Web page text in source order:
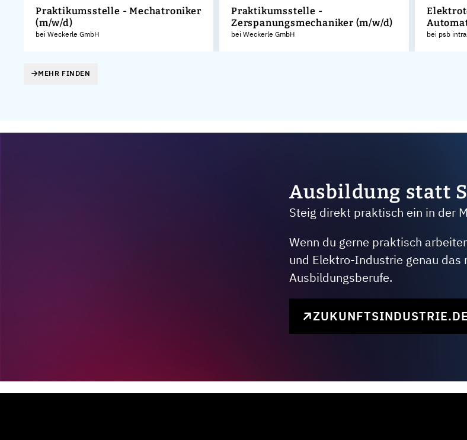
Praktikumsstelle - Mechatroniker
(m/w/d)
bei Weckerle GmbH
Praktikumsstelle -
Zerspanungsmechaniker (m/w/d)
bei Weckerle GmbH bei psb
MEHR FINDEN
Ausbildung statt
Steig direkt praktisch ein in der
Wenn du gerne praktisch
und Elektro-Industrie genau
Ausbildungsberufe.
ZUKUNFTSINDUSTRIE.DE